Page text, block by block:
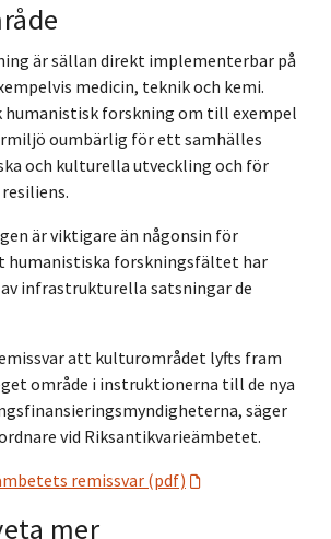
är sällan direkt implementerbar på
medicin, teknik och kemi.
humanistisk forskning om till exempel
oumbärlig för ett samhälles
och kulturella utveckling och för
är viktigare än någonsin för
humanistiska forskningsfältet har
infrastrukturella satsningar de
att kulturområdet lyfts fram
område i instruktionerna till de nya
säger
vid Riksantikvarieämbetet.
remissvar (pdf)
mer